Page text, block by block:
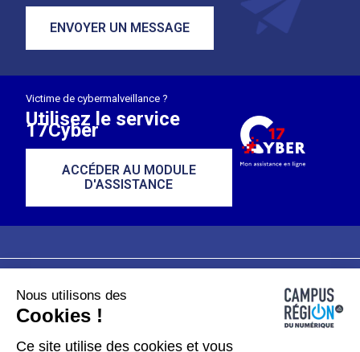
ENVOYER UN MESSAGE
Victime de cybermalveillance ?
Utilisez le service
17Cyber
ACCÉDER AU MODULE
D'ASSISTANCE
Plan du site
Données personnelles
Nous utilisons des
Cookies !
Ce site utilise des cookies et vous